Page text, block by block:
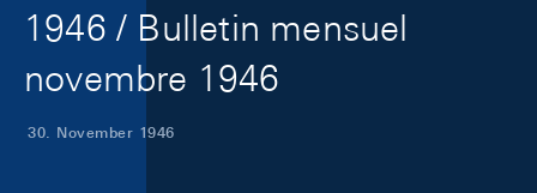
1946 / Bulletin mensuel
novembre 1946
30. November 1946